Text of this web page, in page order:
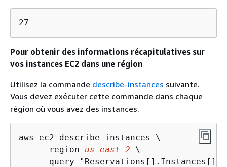
27
Pour obtenir des informations récapitulatives sur
vos instances EC2 dans une région
Utilisez la commande describe-instances suivante.
Vous devez exécuter cette commande dans chaque
région où vous avez des instances.
aws ec2 describe-instances \
    --region
us-east-2 \
--query